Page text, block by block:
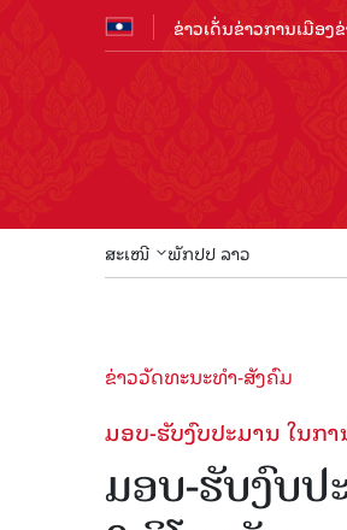
ຂ່າວເດັ່ນຂ່າວການເມືອງ
ສະເໜີ ພັກປປ ລາວ
ຂ່າວວັດທະນະທຳ-ສັງຄົມ
ມອບ-ຮັບງົບປະມານ ໃນກາ
ມອບ-ຮັບງົບປ